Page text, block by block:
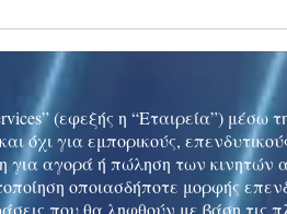
(εφεξής η “Εταιρεία”) μέσω
όχι για εμπορικούς,
αγορά ή πώληση των κινητών
οποιασδήποτε μορφής